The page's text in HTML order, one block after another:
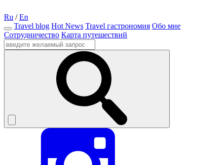
Ru /En
Travel blog Hot News Travel гастрономия Обо мне
Сотрудничество Карта путешествий